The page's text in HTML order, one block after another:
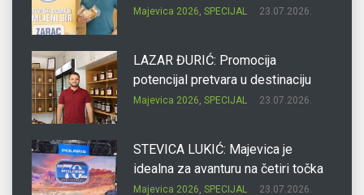
Majevica 2026, SPECIJAL 23.07.2026.
LAZAR ĐURIĆ: Promocija
potencijal pretvara u destinaciju
Majevica 2026, SPECIJAL 23.07.2026.
STEVICA LUKIĆ: Majevica je
idealna za avanturu na četiri točka
Majevica 2026, SPECIJAL 23.07.2026.